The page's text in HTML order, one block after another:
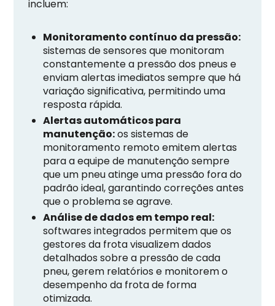
incluem:
Monitoramento contínuo da pressão:
sistemas de sensores que monitoram
constantemente a pressão dos pneus e
enviam alertas imediatos sempre que há
variação significativa, permitindo uma
resposta rápida.
Alertas automáticos para
manutenção:os sistemas de
monitoramento remoto emitem alertas
para a equipe de manutenção sempre
que um pneu atinge uma pressão fora do
padrão ideal, garantindo correções antes
que o problema se agrave.
Análise de dados em tempo real:
softwares integrados permitem que os
gestores da frota visualizem dados
detalhados sobre a pressão de cada
pneu, gerem relatórios e monitorem o
desempenho da frota de forma
otimizada.